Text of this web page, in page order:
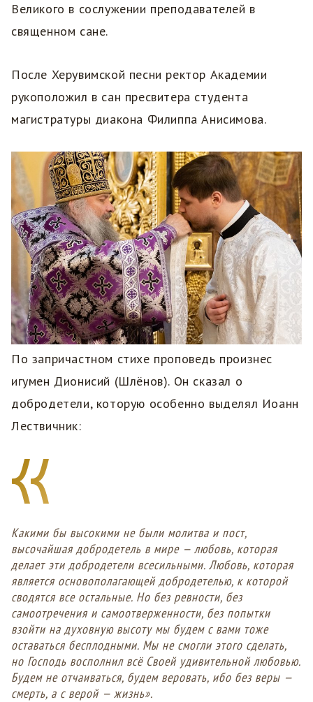
Великого в сослужении преподавателей в
священном сане.
После Херувимской песни ректор Академии
рукоположил в сан пресвитера студента
магистратуры диакона Филиппа Анисимова.
По запричастном стихе проповедь произнес
игумен Дионисий (Шлёнов). Он сказал о
добродетели, которую особенно выделял Иоанн
Лествичник:
Какими бы высокими не были молитва и пост,
высочайшая добродетель в мире — любовь, которая
делает эти добродетели всесильными. Любовь, которая
является основополагающей добродетелью, к которой
сводятся все остальные. Но без ревности, без
самоотречения и самоотверженности, без попытки
взойти на духовную высоту мы будем с вами тоже
оставаться бесплодными. Мы не смогли этого сделать,
но Господь восполнил всё Своей удивительной любовью.
Будем не отчаиваться, будем веровать, ибо без веры —
смерть, а с верой — жизнь».